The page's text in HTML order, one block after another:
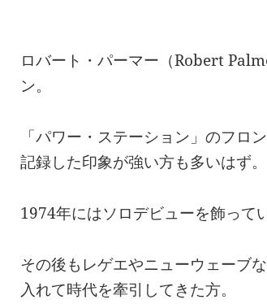
ロバート・パーマー（Robert
ン。
「パワー・ステーション」のフロ
記録した印象が強い方も多いはず。
1974年にはソロデビューを飾って
その後もレゲエやニューウェーブ
入れて時代を牽引してきた方。